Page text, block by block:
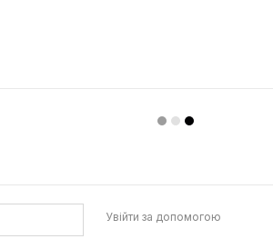
Увійти за допомогою